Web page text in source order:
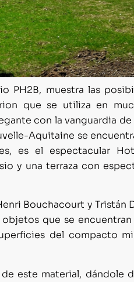
PH2B, muestra las
que se utiliza en
con la vanguardia de
Aquitaine se
es el espectacular
y una terraza con
Bouchacourt y Tristán
que se
del compacto
este material, dándole